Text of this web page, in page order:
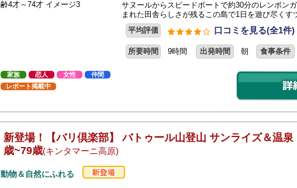
家族 恋人 女性
仲間
レポート掲載中
サヌールからスピードボートで約30分のレンボン
まれた田舎らしさが残るこの島で1日を遊び尽く
平均評価
口コミを見る(全1件)
所要時間 9時間 出発時間 朝 食事条件
新登場！【バリ倶楽部】 バトゥール山登山 サンライズ＆温
歳~79歳(キンタマーニ高原)
動物＆自然にふれる